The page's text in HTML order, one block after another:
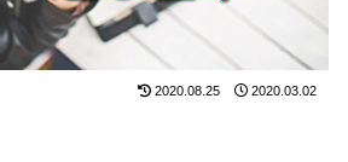
2020.08.25 2020.03.02